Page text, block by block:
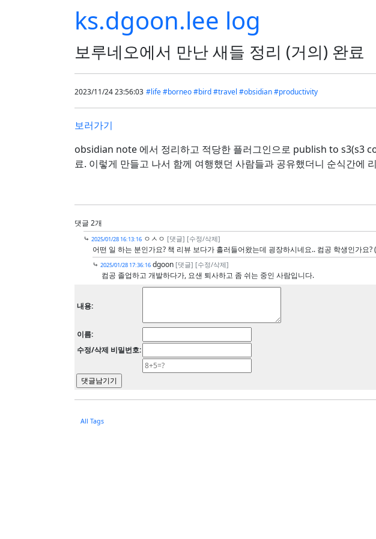
ks.dgoon.lee log
보루네오에서 만난 새들 정리 (거의) 완료
2023/11/24 23:56:03 #life#borneo#bird#travel #obsidian#productivity
보러가기
obsidian note 에서 정리하고 적당한 플러그인으로 publish to s3(s3
료. 이렇게 만들고 나서 함께 여행했던 사람들과 공유했더니 순식간에
댓글 2개
⤷ 2025/01/28 16:13:16 ㅇㅅㅇ [댓글] [수정/삭제]
어떤 일 하는 분인가요? 책 리뷰 보다가 흘러들어왔는데 굉장하시네요.. 컴공 학생인가요
⤷ 2025/01/28 17:36:16 dgoon [댓글] [수정/삭제]
컴공 졸업하고 개발하다가, 요샌 퇴사하고 좀 쉬는 중인 사람입니다.
내용:
이름:
수정/삭제 비밀번호:
All Tags